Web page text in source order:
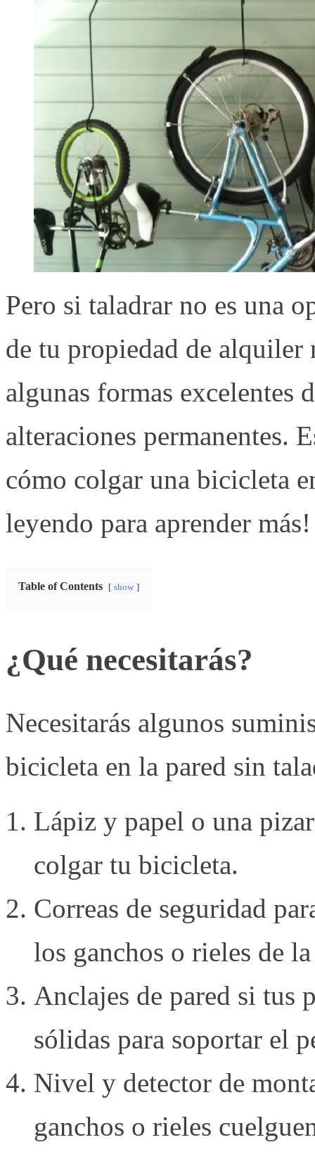
Pero si taladrar no es una
de tu propiedad de
algunas formas excelentes
alteraciones permanentes.
cómo colgar una bicicleta
leyendo para aprender más!
Table of Contents show
¿Qué necesitarás?
Necesitarás algunos
bicicleta en la pared sin
Lápiz y papel o una
colgar tu bicicleta.
Correas de seguridad
los ganchos o rieles de
Anclajes de pared si tus
sólidas para soportar el
Nivel y detector de
ganchos o rieles